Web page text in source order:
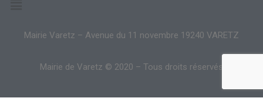
Mairie Varetz – Avenue du 11 novembre 19240 VARETZ
Mairie de Varetz © 2020 – Tous droits réservés